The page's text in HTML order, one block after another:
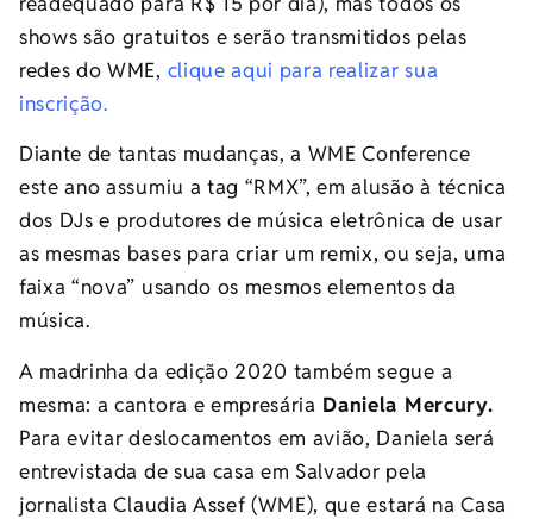
shows são gratuitos e serão transmitidos pelas
redes do WME, clique aqui para realizar sua
inscrição.
Diante de tantas mudanças, a WME Conference
este ano assumiu a tag “RMX”, em alusão à técnica
dos DJs e produtores de música eletrônica de usar
as mesmas bases para criar um remix, ou seja, uma
faixa “nova” usando os mesmos elementos da
música.
A madrinha da edição 2020 também segue a
mesma: a cantora e empresária Daniela Mercury.
Para evitar deslocamentos em avião, Daniela será
entrevistada de sua casa em Salvador pela
jornalista Claudia Assef (WME), que estará na Casa